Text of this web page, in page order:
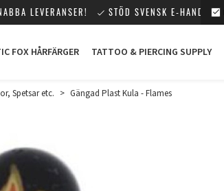
LEVERANSER! STÖD SVENSK E-HANDEL!
FOX HÅRFÄRGER TATTOO & PIERCING SUPPLY
Spetsar etc. > Gängad Plast Kula - Flames